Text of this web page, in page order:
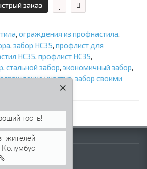
заказ
, ограждения из профнастила,
, забор НС35, профлист для
НС35, профлист НС35,
, стальной забор, экономичный забор,
ограждение участка, забор своими
жителей
Колумбус